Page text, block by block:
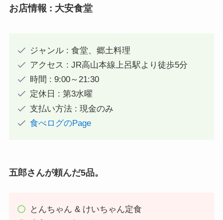
お店情報 : 大安食堂
ジャンル : 食堂、郷土料理
アクセス : JR高山本線上呂駅より徒歩5分
時間 : 9:00～21:30
定休日 : 第3水曜
支払い方法 : 現金のみ
食べログのPage
五郎さんが頼んだ5品。
とんちゃん & けいちゃん定食